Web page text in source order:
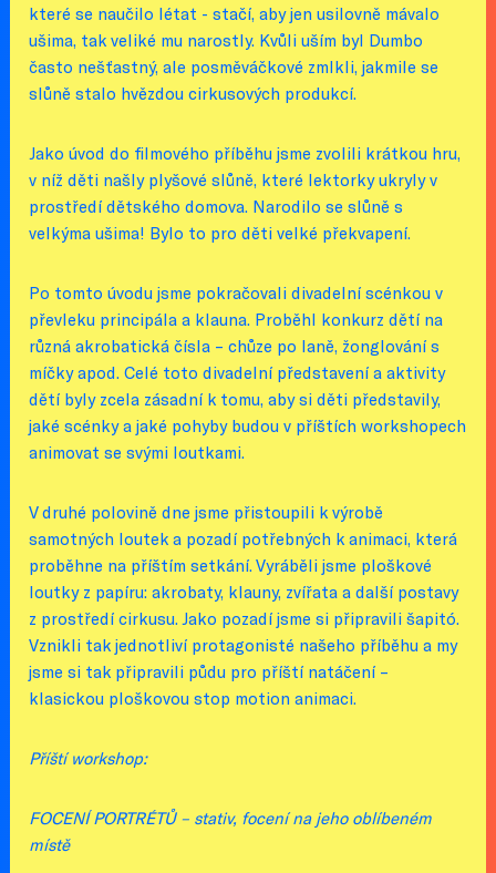
které se naučilo létat - stačí, aby jen usilovně mávalo
ušima, tak veliké mu narostly. Kvůli uším byl Dumbo
často nešťastný, ale posměváčkové zmlkli, jakmile se
slůně stalo hvězdou cirkusových produkcí.
Jako úvod do filmového příběhu jsme zvolili krátkou hru,
v níž děti našly plyšové slůně, které lektorky ukryly v
prostředí dětského domova. Narodilo se slůně s
velkýma ušima! Bylo to pro děti velké překvapení.
Po tomto úvodu jsme pokračovali divadelní scénkou v
převleku principála a klauna. Proběhl konkurz dětí na
různá akrobatická čísla – chůze po laně, žonglování s
míčky apod. Celé toto divadelní představení a aktivity
dětí byly zcela zásadní k tomu, aby si děti představily,
jaké scénky a jaké pohyby budou v příštích workshopech
animovat se svými loutkami.
V druhé polovině dne jsme přistoupili k výrobě
samotných loutek a pozadí potřebných k animaci, která
proběhne na příštím setkání. Vyráběli jsme ploškové
loutky z papíru: akrobaty, klauny, zvířata a další postavy
z prostředí cirkusu. Jako pozadí jsme si připravili šapitó.
Vznikli tak jednotliví protagonisté našeho příběhu a my
jsme si tak připravili půdu pro příští natáčení –
klasickou ploškovou stop motion animaci.
Příští workshop:
FOCENÍ PORTRÉTŮ – stativ, focení na jeho oblíbeném
místě